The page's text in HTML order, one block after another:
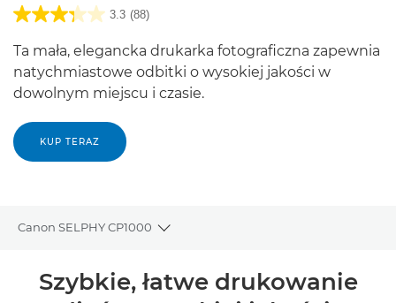
3.3 (88)
Ta mała, elegancka drukarka fotograficzna zapewnia
natychmiastowe odbitki o wysokiej jakości w
dowolnym miejscu i czasie.
KUP TERAZ
Canon SELPHY CP1000
Toggle breadcrumbs
Wprowadzenie
Szybkie, łatwe drukowanie